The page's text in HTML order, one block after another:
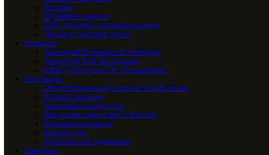
История
Музейный квартал
П.М. Догадин – основатель музея
Друзья и спонсоры музея
Филиалы
Дом-музей Велимира Хлебникова
Дом-музей Б.М. Кустодиева
МКЦ “Дом купца Г.В. Тетюшинова”
Коллекции
Отечественное искусство XVII-XXI веков
Русский авангард
Европейское искусство
Искусство стран Азии и Востока
Книжная коллекция
Картина дня
Астраханские художники
Конкурсы